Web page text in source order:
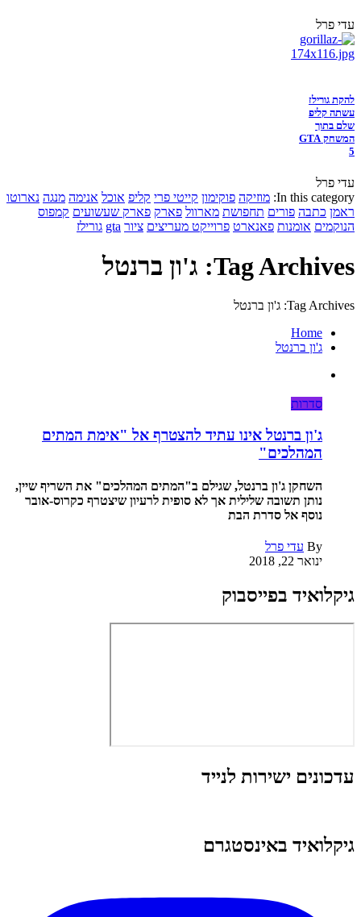
עדי פרל
להקת גורילז
עשתה קליפ
שלם בתוך
המשחק GTA
5
עדי פרל
In this category: מוזיקה פוקימון קייטי פרי קליפ אוכל אנימה מנגה נארוטו
ראמן כתבה פורים תחפושת מארוול פארק פארק שעשועים קמפוס
הנוקמים אומנות פאנארט פרוייקט מעריצים ציור gta גורילז
Tag Archives: ג'ון ברנטל
Tag Archives: ג'ון ברנטל
Home
ג'ון ברנטל
סדרות
ג'ון ברנטל אינו עתיד להצטרף אל "אימת המתים
המהלכים"
השחקן ג'ון ברנטל, שגילם ב"המתים המהלכים" את השריף שיין,
נותן תשובה שלילית אך לא סופית לרעיון שיצטרף כקרוס-אובר
נוסף אל סדרת הבת
By עדי פרל
ינואר 22, 2018
גיקלואיד בפייסבוק
עדכונים ישירות לנייד
גיקלואיד באינסטגרם